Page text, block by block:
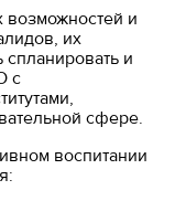
и
их
и
с
сфере.
воспитании